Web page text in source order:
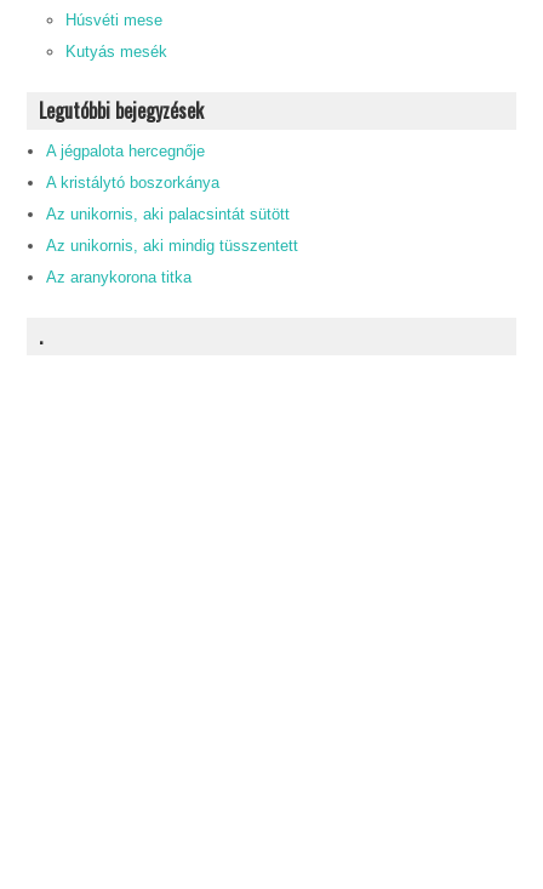
Húsvéti mese
Kutyás mesék
Legutóbbi bejegyzések
A jégpalota hercegnője
A kristálytó boszorkánya
Az unikornis, aki palacsintát sütött
Az unikornis, aki mindig tüsszentett
Az aranykorona titka
.